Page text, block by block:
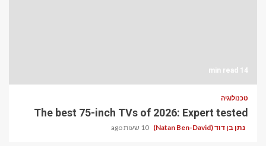
14 min read
טכנולוגיה
The best 75-inch TVs of 2026: Expert tested
נתן בן דוד (Natan Ben-David) 10 שעות ago